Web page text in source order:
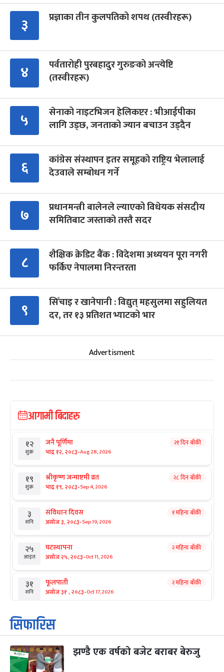
३ प्रज्ञाका तीन कुलपतिको शपथ (तस्वीरहरू)
४
पर्वतारोही पुरबहादुर गुरुङको अन्त्येष्टि
(तस्वीरहरू)
५
सेनाको नाइटभिजन हेलिकप्टर : भीआईपीका
लागि उड्छ, जनताको ज्यान बचाउन उड्दैन
६
कांग्रेस संस्थापन इतर समूहको राष्ट्रिय भेलालाई
देउवाले सम्बोधन गर्ने
७
प्रधानमन्त्री बालेनले ल्याएको विधेयक संसदीय
समितिबाट जस्ताको तस्तै सदर
८
शैक्षिक क्रेडिट बैंक : विदेशमा अध्ययन पूरा नगरी
फर्किए नेपालमा निरन्तरता
९
सिँचाइ र खानेपानी : विद्युत् महसुलमा सहुलियत
दर, तर १३ प्रतिशत भ्याटको भार
Advertisment
आगामी बिदाहरु
१२
शुक्र
जनै पूर्णिमा
भाद्र १२, २०८३-Aug 28, 2026
२१ दिन बाँकी
१९
शुक्र
श्रीकृष्ण जन्माष्टमी व्रत
भाद्र १९, २०८३-Sep 4, 2026
२८ दिन बाँकी
३
शनि
संविधान दिवस
असोज ३, २०८३-Sep 19, 2026
१ महिना बाँकी
२५
आइत
घटस्थापना
असोज २५, २०८३-Oct 11, 2026
२ महिना बाँकी
३१
शनि
फूलपाती
असोज ३१ , २०८३-Oct 17, 2026
२ महिना बाँकी
१
आइत
कार्तिक सङ्क्रान्ति
कार्तिक १, २०८३
३
मंगल
महानवमी
कार्तिक ३, २०८३
२ महिना बाँकी
सिफारिस
झण्डै एक वर्षको बजेट बराबर बेरुजु